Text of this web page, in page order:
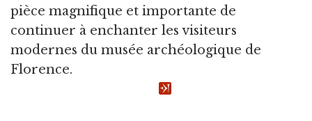
pièce magnifique et importante de
continuer à enchanter les visiteurs
modernes du musée archéologique de
Florence.